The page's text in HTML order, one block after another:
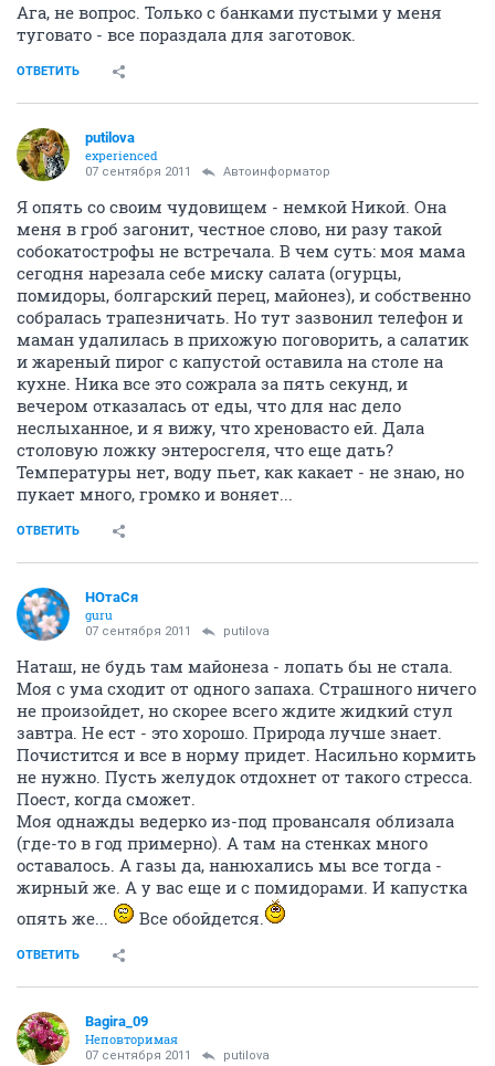
Ага, не вопрос. Только с банками пустыми у меня
туговато - все пораздала для заготовок.
ОТВЕТИТЬ
putilova
experienced
07 сентября 2011 Автоинформатор
Я опять со своим чудовищем - немкой Никой. Она
меня в гроб загонит, честное слово, ни разу такой
собокатострофы не встречала. В чем суть: моя мама
сегодня нарезала себе миску салата (огурцы,
помидоры, болгарский перец, майонез), и собственно
собралась трапезничать. Но тут зазвонил телефон и
маман удалилась в прихожую поговорить, а салатик
и жареный пирог с капустой оставила на столе на
кухне. Ника все это сожрала за пять секунд, и
вечером отказалась от еды, что для нас дело
неслыханное, и я вижу, что хреновасто ей. Дала
столовую ложку энтеросгеля, что еще дать?
Температуры нет, воду пьет, как какает - не знаю, но
пукает много, громко и воняет...
ОТВЕТИТЬ
НОтаСя
guru
07 сентября 2011 putilova
Наташ, не будь там майонеза - лопать бы не стала.
Моя с ума сходит от одного запаха. Страшного ничего
не произойдет, но скорее всего ждите жидкий стул
завтра. Не ест - это хорошо. Природа лучше знает.
Почистится и все в норму придет. Насильно кормить
не нужно. Пусть желудок отдохнет от такого стресса.
Поест, когда сможет.
Моя однажды ведерко из-под провансаля облизала
(где-то в год примерно). А там на стенках много
оставалось. А газы да, нанюхались мы все тогда -
жирный же. А у вас еще и с помидорами. И капустка
опять же...
Все обойдется.
ОТВЕТИТЬ
Bagira_09
Неповторимая
07 сентября 2011 putilova